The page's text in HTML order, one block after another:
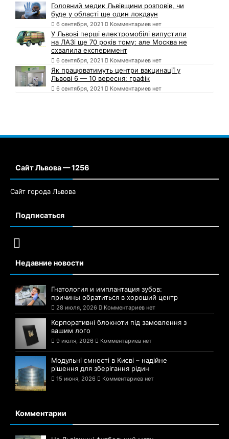
Головний медик Львівщини розповів, чи
буде у області ще один локдаун
6 сентября, 2021 Комментариев нет
У Львові перші електромобілі випустили
на ЛАЗі ще 70 років тому: але Москва не
схвалила експеримент
6 сентября, 2021 Комментариев нет
Як працюватимуть центри вакцинації у
Львові 6 — 10 вересня: графік
6 сентября, 2021 Комментариев нет
Сайт Львова — 1256
Сайт города Львова
Подписаться
Недавние новости
Гнатология и имплантация зубов:
причины обратиться в хороший центр
28 июля, 2026 Комментариев нет
Корпоративні блокноти під замовлення з
вашим лого
9 июля, 2026 Комментариев нет
Модульні ємності в Києві – надійне
рішення для зберігання рідин
15 июня, 2026 Комментариев нет
Комментарии